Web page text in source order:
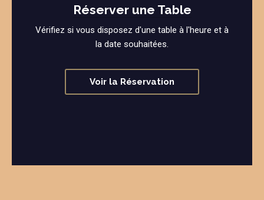
Réserver une Table
Vérifiez si vous disposez d'une table à l'heure et à
la date souhaitées.
Voir la Réservation